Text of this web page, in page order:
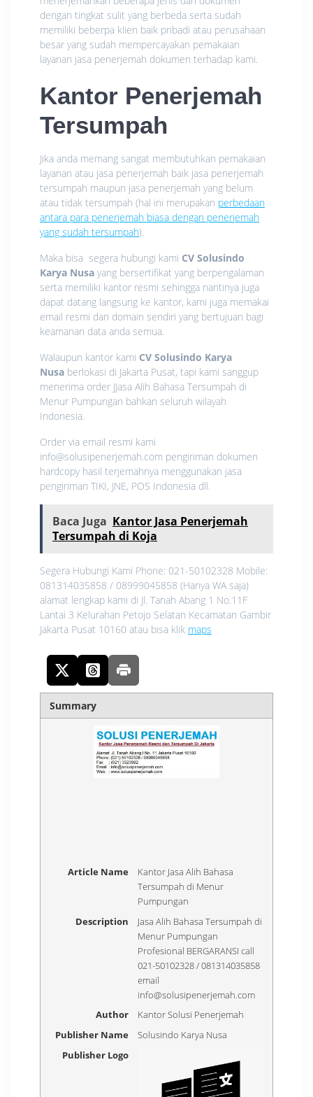
dengan tingkat sulit yang berbeda serta sudah
memiliki beberpa klien baik pribadi atau perusahaan
besar yang sudah mempercayakan pemakaian
layanan jasa penerjemah dokumen terhadap kami.
Kantor Penerjemah
Tersumpah
Jika anda memang sangat membutuhkan pemakaian
layanan atau jasa penerjemah baik jasa penerjemah
tersumpah maupun jasa penerjemah yang belum
atau tidak tersumpah (hal ini merupakan perbedaan
antara para penerjemah biasa dengan penerjemah
yang sudah tersumpah).
Maka bisa segera hubungi kami CV Solusindo
Karya Nusa yang bersertifikat yang berpengalaman
serta memiliki kantor resmi sehingga nantinya juga
dapat datang langsung ke kantor, kami juga memakai
email resmi dari domain sendiri yang bertujuan bagi
keamanan data anda semua.
Walaupun kantor kami CV Solusindo Karya
Nusa berlokasi di Jakarta Pusat, tapi kami sanggup
menerima order JJasa Alih Bahasa Tersumpah di
Menur Pumpungan bahkan seluruh wilayah
Indonesia.
Order via email resmi kami
info@solusipenerjemah.com pengiriman dokumen
hardcopy hasil terjemahnya menggunakan jasa
pengiriman TIKI, JNE, POS Indonesia dll.
Baca Juga Kantor Jasa Penerjemah
Tersumpah di Koja
Segera Hubungi Kami Phone: 021-50102328 Mobile:
081314035858 / 08999045858 (Hanya WA saja)
alamat lengkap kami di Jl. Tanah Abang 1 No.11F
Lantai 3 Kelurahan Petojo Selatan Kecamatan Gambir
Jakarta Pusat 10160 atau bisa klik maps
Summary
Article Name
Kantor Jasa Alih Bahasa
Tersumpah di Menur
Pumpungan
Description
Jasa Alih Bahasa Tersumpah di
Menur Pumpungan
Profesional BERGARANSI call
021-50102328 / 081314035858
email
info@solusipenerjemah.com
Author
Kantor Solusi Penerjemah
Publisher Name
Solusindo Karya Nusa
Publisher Logo